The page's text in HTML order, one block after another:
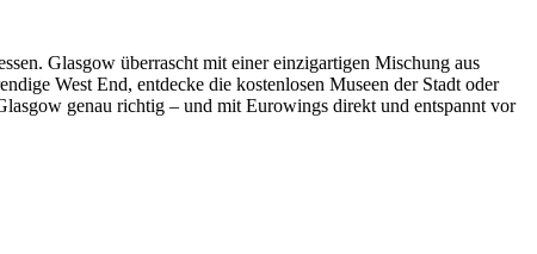
Glasgow überrascht mit einer einzigartigen Mischung aus
West End, entdecke die kostenlosen Museen der Stadt oder
genau richtig – und mit Eurowings direkt und entspannt vor